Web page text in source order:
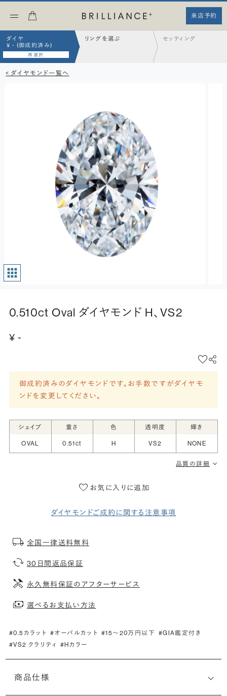
来店予約
ダイヤ
¥ - (御成約済み)
再選択
リングを選ぶ セッティング
< ダイヤモンド一覧へ
0.510ct Oval ダイヤモンド H、VS2
¥ -
御成約済みのダイヤモンドです。お手数ですがダイヤモ
ンドを変更してください。
シェイプ 重さ 色 透明度 輝き
OVAL 0.51ct H VS2 NONE
品質の詳細
お気に入りに追加
ダイヤモンドご成約に関する注意事項
全国一律送料無料
30日間返品保証
永久無料保証のアフターサービス
選べるお支払い方法
#0.5カラット #オーバルカット #15〜20万円以下 #GIA鑑定付き
#VS2 クラリティ #Hカラー
商品仕様